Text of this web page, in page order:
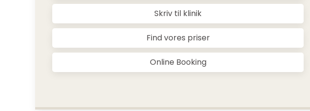
Skriv til klinik
Find vores priser
Online Booking